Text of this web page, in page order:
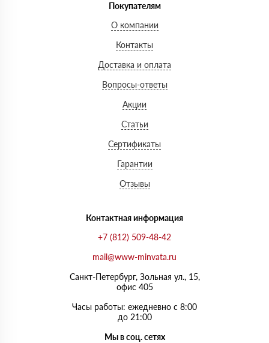
Покупателям
О компании
Контакты
Доставка и оплата
Вопросы-ответы
Акции
Статьи
Сертификаты
Гарантии
Отзывы
Контактная информация
+7 (812) 509-48-42
mail@www-minvata.ru
Санкт-Петербург, Зольная ул., 15,
офис 405
Часы работы: ежедневно с 8:00
до 21:00
Мы в соц. сетях